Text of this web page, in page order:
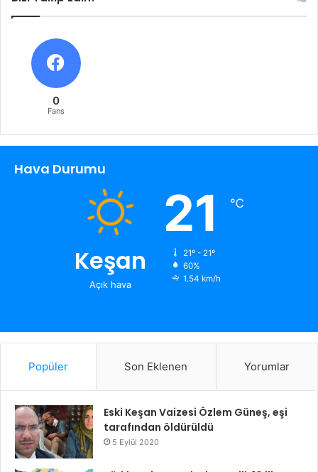
0
Fans
Hava Durumu
Keşan
Açık hava
21 ℃
21º - 21º
60%
1.54 km/h
Popüler Son Eklenen Yorumlar
Eski Keşan Vaizesi Özlem Güneş, eşi
tarafından öldürüldü
5 Eylül 2020